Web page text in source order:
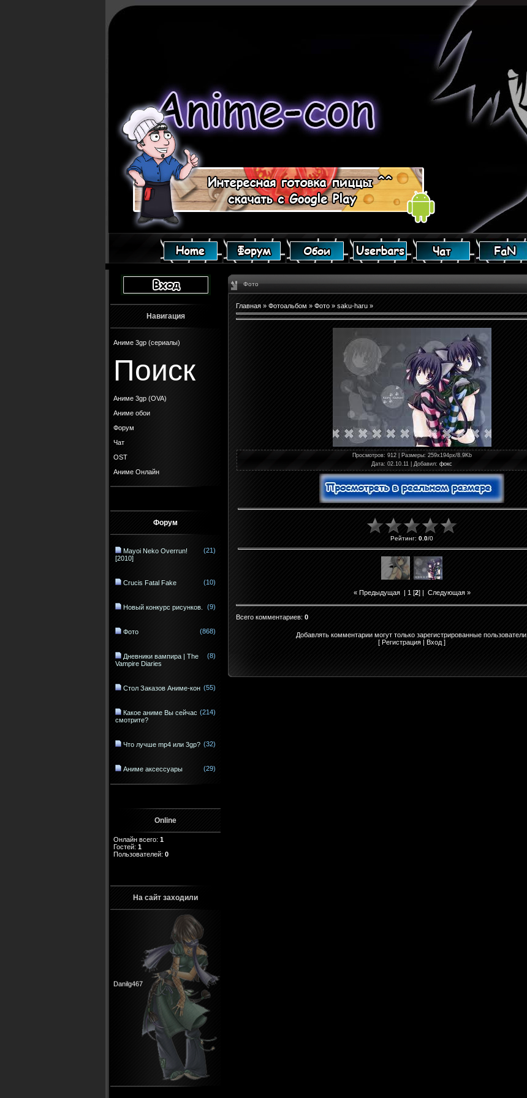
Навигация
Аниме 3gp (сериалы)
Поиск
Аниме 3gp (OVA)
Аниме обои
Форум
Чат
OST
Аниме Онлайн
Форум
Mayoi Neko Overrun!
[2010]
(21)
Crucis Fatal Fake (10)
Новый конкурс рисунков. (9)
Фото (868)
Дневники вампира | The
Vampire Diaries
(8)
Стол Заказов Аниме-кон (55)
Какое аниме Вы сейчас
смотрите?
(214)
Что лучше mp4 или 3gp? (32)
Аниме аксессуары (29)
Online
Онлайн всего: 1
Гостей: 1
Пользователей: 0
На сайт заходили
Фото
Главная » Фотоальбом » Фото » saku-haru »
Просмотров: 912 | Размеры: 259x194px/8.9Kb
Дата: 02.10.11 | Добавил: фокс
Рейтинг: 0.0/0
« Предыдущая| 1 [2] | Следующая »
Всего комментариев: 0
Добавлять комментарии могут только зарегистрированные пользователи.
[ Регистрация | Вход ]